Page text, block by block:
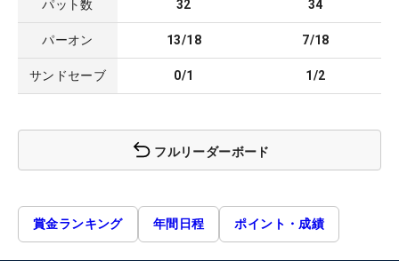
パット数 32 34
パーオン 13/18 7/18
サンドセーブ 0/1 1/2
フルリーダーボード
賞金ランキング 年間日程 ポイント・成績